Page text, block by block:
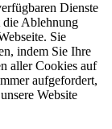
Dienste
die Ablehnung
Sie
indem Sie Ihre
aller Cookies auf
aufgefordert,
Website